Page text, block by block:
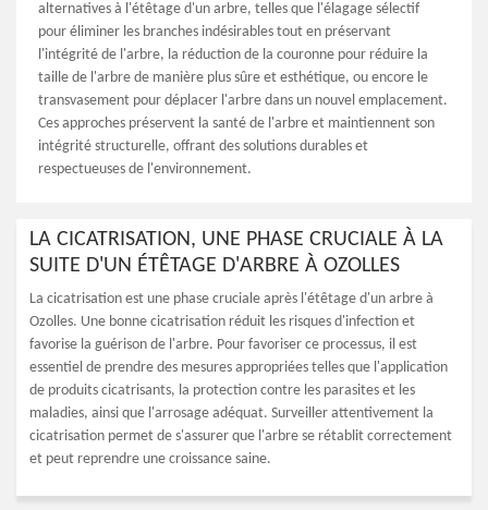
alternatives à l'étêtage d'un arbre, telles que l'élagage sélectif
pour éliminer les branches indésirables tout en préservant
l'intégrité de l'arbre, la réduction de la couronne pour réduire la
taille de l'arbre de manière plus sûre et esthétique, ou encore le
transvasement pour déplacer l'arbre dans un nouvel emplacement.
Ces approches préservent la santé de l'arbre et maintiennent son
intégrité structurelle, offrant des solutions durables et
respectueuses de l'environnement.
LA CICATRISATION, UNE PHASE CRUCIALE À LA
SUITE D'UN ÉTÊTAGE D'ARBRE À OZOLLES
La cicatrisation est une phase cruciale après l'étêtage d'un arbre à
Ozolles. Une bonne cicatrisation réduit les risques d'infection et
favorise la guérison de l'arbre. Pour favoriser ce processus, il est
essentiel de prendre des mesures appropriées telles que l'application
de produits cicatrisants, la protection contre les parasites et les
maladies, ainsi que l'arrosage adéquat. Surveiller attentivement la
cicatrisation permet de s'assurer que l'arbre se rétablit correctement
et peut reprendre une croissance saine.